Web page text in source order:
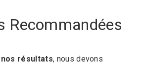
Recommandées
résultats, nous devons